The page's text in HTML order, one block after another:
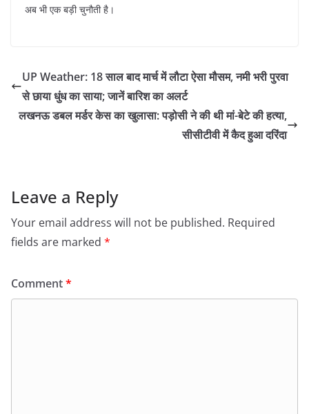
अब भी एक बड़ी चुनौती है।
UP Weather: 18 साल बाद मार्च में लौटा ऐसा मौसम, नमी भरी पुरवा
से छाया धुंध का साया; जानें बारिश का अलर्ट
लखनऊ डबल मर्डर केस का खुलासा: पड़ोसी ने की थी मां-बेटे की हत्या,
सीसीटीवी में कैद हुआ दरिंदा
Leave a Reply
Your email address will not be published. Required
fields are marked *
Comment*